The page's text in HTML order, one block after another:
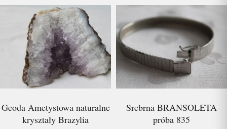
Geoda Ametystowa naturalne
kryształy Brazylia
Srebrna BRANSOLETA
próba 835